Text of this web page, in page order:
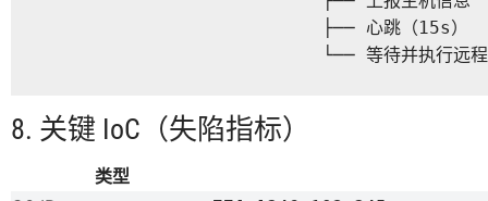
                          ├── 心跳（15s）
└── 等待并执行远程
8. 关键 IoC（失陷指标）
类型